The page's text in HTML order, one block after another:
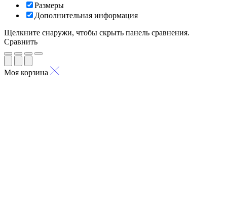
Размеры
Дополнительная информация
Щелкните снаружи, чтобы скрыть панель сравнения.
Сравнить
Моя корзина